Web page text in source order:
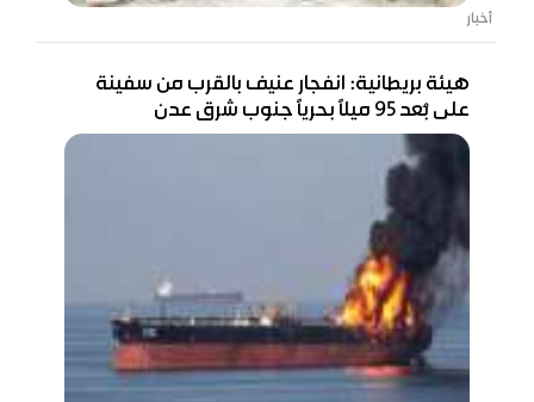
أخبار
هيئة بريطانية: انفجار عنيف بالقرب من سفينة
على بُعد 95 ميلًا بحريًا جنوب شرق عدن